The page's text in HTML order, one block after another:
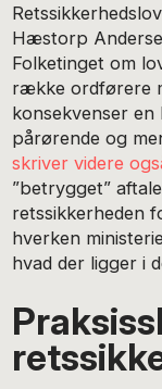
Hæstorp
Folketinget om
række ordførere
konsekvenser
pårørende og
skriver videre
”betrygget”
retssikkerheden
hverken
hvad der ligger i